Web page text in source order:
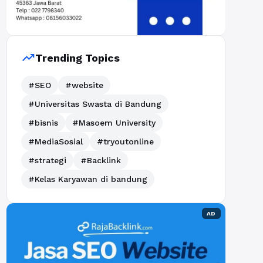
trending_upTrending Topics
#SEO
#website
#Universitas Swasta di Bandung
#bisnis
#Masoem University
#MediaSosial
#tryoutonline
#strategi
#Backlink
#Kelas Karyawan di bandung
AD